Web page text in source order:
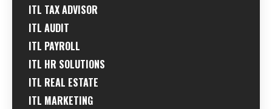
ITL TAX ADVISOR
ITL AUDIT
ITL PAYROLL
ITL HR SOLUTIONS
ITL REAL ESTATE
ITL MARKETING